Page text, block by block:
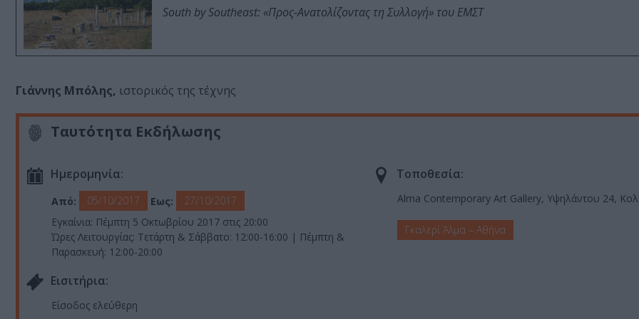
South by Southeast: «Προς-Ανατολίζοντας τη Συλλογή» του ΕΜΣΤ
Γιάννης Μπόλης, ιστορικός της τέχνης
Ταυτότητα Εκδήλωσης
Ημερομηνία:
Από: 05/10/2017 Εως:
27/10/2017
Εγκαίνια: Πέμπτη 5 Οκτωβρίου 2017 στις 20:00
Ώρες Λειτουργίας: Τετάρτη & Σάββατο: 12:00-16:00 | Πέμπτη &
Παρασκευή: 12:00-20:00
Τοποθεσία:
Alma Contemporary Art Gallery, Υψηλάντου 24,
Γκαλερί Άλμα – Αθήνα
Eισιτήρια:
Είσοδος ελεύθερη